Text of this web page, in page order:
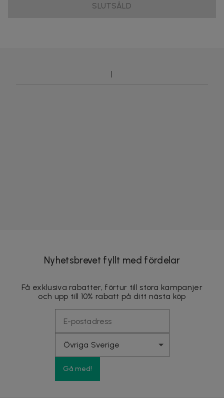
SLUTSÅLD
Nyhetsbrevet fyllt med fördelar
Få exklusiva rabatter, förtur till stora kampanjer
och upp till 10% rabatt på ditt nästa köp
Gå med!